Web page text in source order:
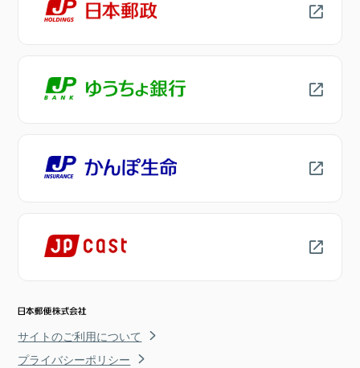
サイトのご利用について
プライバシーポリシー